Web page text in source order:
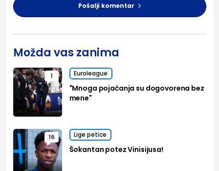
Pošalji komentar
Možda vas zanima
1 Euroleague
"Mnoga pojačanja su dogovorena bez
mene"
16 Lige petice
Šokantan potez Vinisijusa!